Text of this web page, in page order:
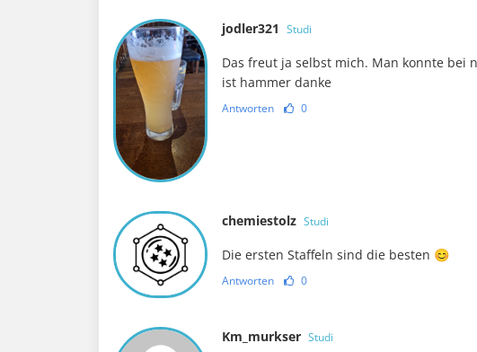
jodler321 Studi
Das freut ja selbst mich. Man konnte bei
ist hammer danke
Antworten 0
chemiestolz Studi
Die ersten Staffeln sind die besten 😊
Antworten 0
Km_murkser Studi